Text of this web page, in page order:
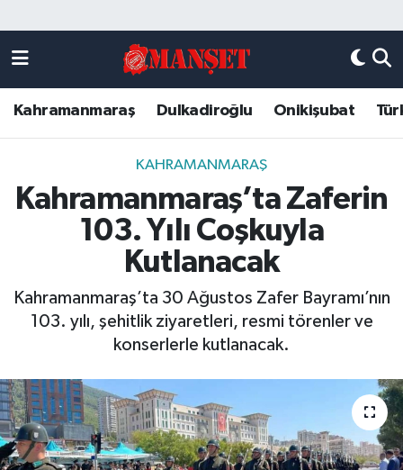
Kahramanmaraş Dulkadiroğlu Onikişubat
KAHRAMANMARAŞ
Kahramanmaraş’ta Zaferin
103. Yılı Coşkuyla
Kutlanacak
Kahramanmaraş’ta 30 Ağustos Zafer Bayramı’nın
103. yılı, şehitlik ziyaretleri, resmi törenler ve
konserlerle kutlanacak.
DULKADİROĞLU
KAHRAMANMARAŞ
ONİKİŞUBAT
ÖZEL HABER
Künye
Kahramanmaraş Nöbetçi Eczaneler
Kahramanmaraş Hava Durumu
Kahramanmaraş Trafik Yoğunluk Haritası
Süper Lig Puan Durumu ve Fikstür
Tüm Manşetler
Son Dakika Haberleri
Haber Arşivi